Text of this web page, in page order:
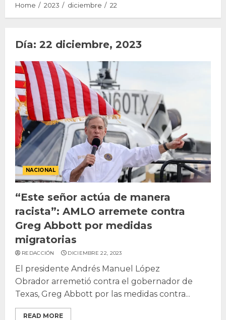
Home 2023 diciembre 22
Día: 22 diciembre, 2023
NACIONAL
“Este señor actúa de manera
racista”: AMLO arremete contra
Greg Abbott por medidas
migratorias
REDACCIÓN DICIEMBRE 22, 2023
El presidente Andrés Manuel López
Obrador arremetió contra el gobernador de
Texas, Greg Abbott por las medidas contra...
READ MORE